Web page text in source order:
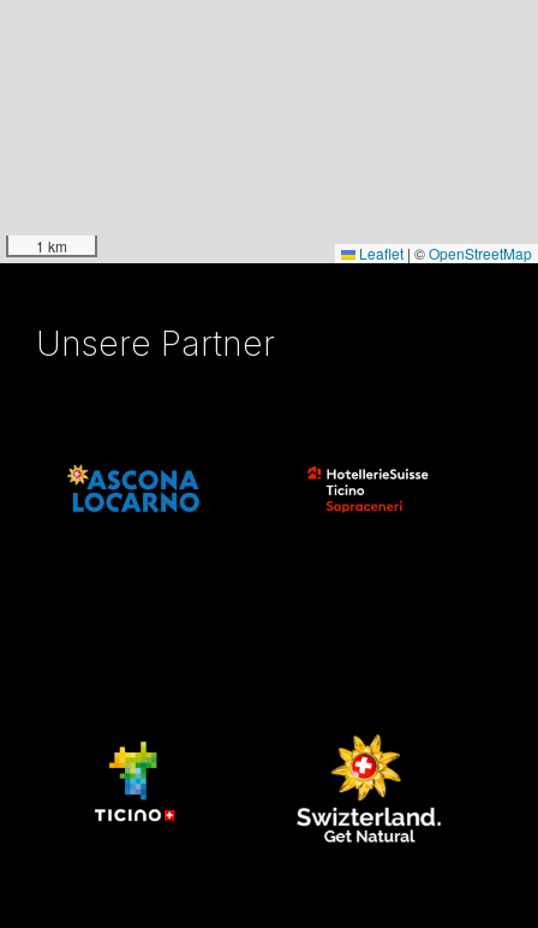
1 km Leaflet | ©OpenStreetMap
Unsere Partner